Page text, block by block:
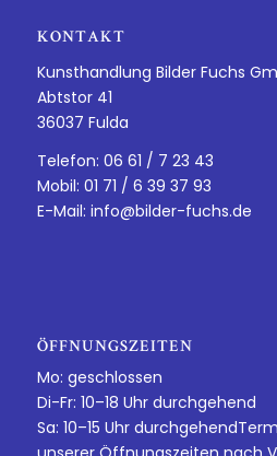
KONTAKT
Kunsthandlung Bilder Fuchs
Abtstor 41
36037 Fulda
Telefon: 06 61 / 7 23 43
Mobil: 01 71 / 6 39 37 93
E-Mail: info@bilder-fuchs.de
ÖFFNUNGSZEITEN
Mo: geschlossen
Di-Fr: 10–18 Uhr durchgehend
Sa: 10–15 Uhr